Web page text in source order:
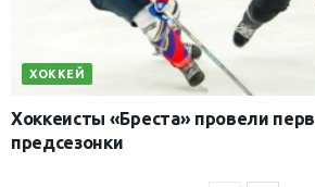
ХОККЕЙ
Хоккеисты «Бреста» провели
предсезонки